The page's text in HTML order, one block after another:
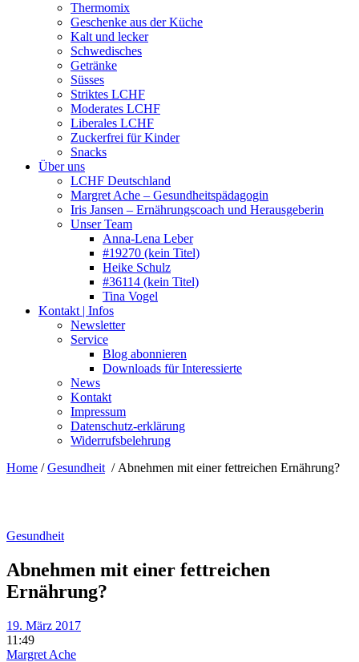
Thermomix
Geschenke aus der Küche
Kalt und lecker
Schwedisches
Getränke
Süsses
Striktes LCHF
Moderates LCHF
Liberales LCHF
Zuckerfrei für Kinder
Snacks
Über uns
LCHF Deutschland
Margret Ache – Gesundheitspädagogin
Iris Jansen – Ernährungscoach und Herausgeberin
Unser Team
Anna-Lena Leber
#19270 (kein Titel)
Heike Schulz
#36114 (kein Titel)
Tina Vogel
Kontakt | Infos
Newsletter
Service
Blog abonnieren
Downloads für Interessierte
News
Kontakt
Impressum
Datenschutz-erklärung
Widerrufsbelehrung
Home /Gesundheit / Abnehmen mit einer fettreichen Ernährung?
Gesundheit
Abnehmen mit einer fettreichen
Ernährung?
19. März 2017
11:49
Margret Ache